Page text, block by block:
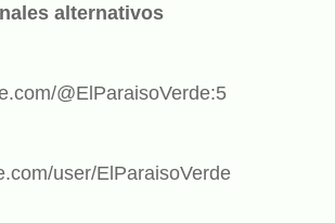
alternativos
@ElParaisoVerde:5
user/ElParaisoVerde